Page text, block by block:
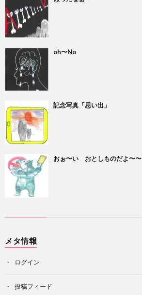
oh〜No
記念写真「思い出」
おぉ〜い おとしものだよ〜〜
メタ情報
ログイン
投稿フィード